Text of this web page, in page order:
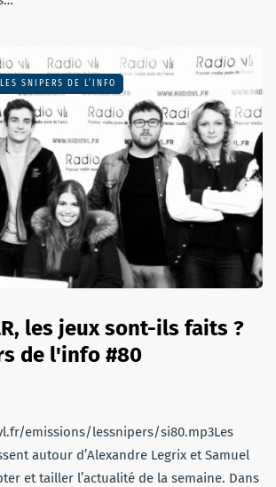
LES SNIPERS DE L’INFO
les jeux sont-ils faits ?
de l'info #80
emissions/lessnipers/si80.mp3Les
autour d’Alexandre Legrix et Samuel
et tailler l’actualité de la semaine. Dans